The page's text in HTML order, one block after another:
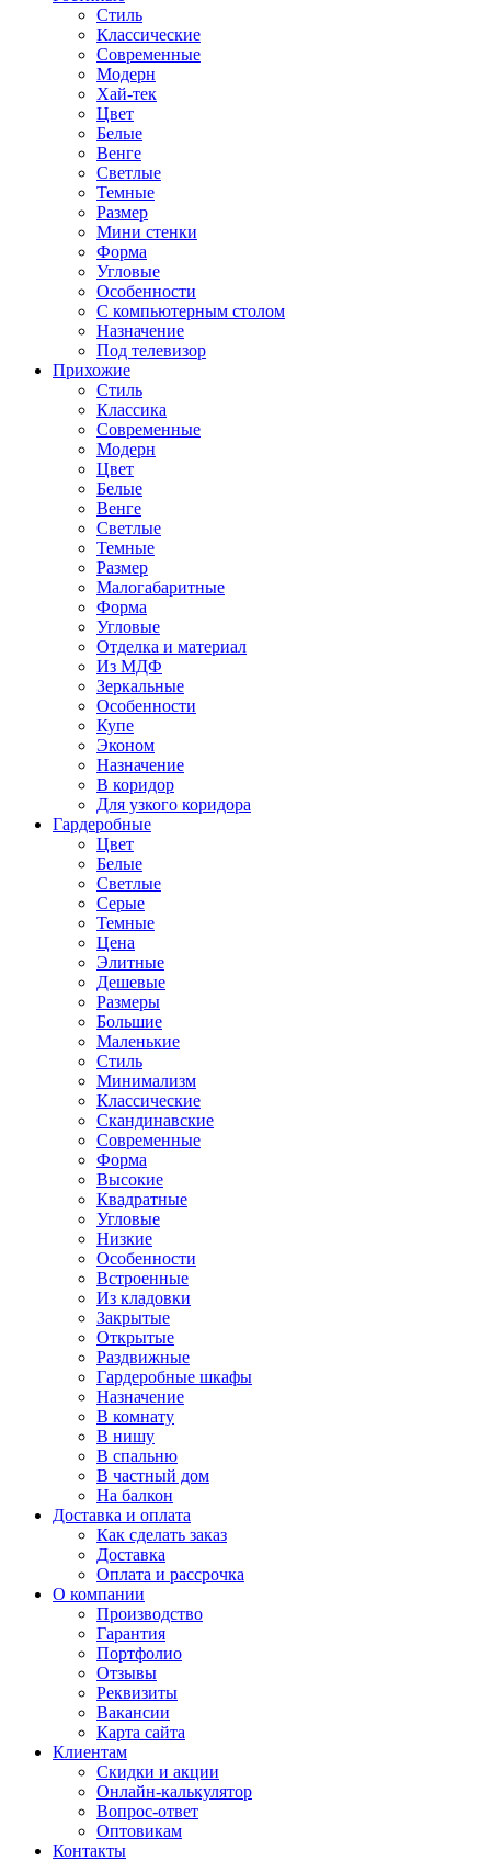
Стиль
Классические
Современные
Модерн
Хай-тек
Цвет
Белые
Венге
Светлые
Темные
Размер
Мини стенки
Форма
Угловые
Особенности
С компьютерным столом
Назначение
Под телевизор
Прихожие
Стиль
Классика
Современные
Модерн
Цвет
Белые
Венге
Светлые
Темные
Размер
Малогабаритные
Форма
Угловые
Отделка и материал
Из МДФ
Зеркальные
Особенности
Купе
Эконом
Назначение
В коридор
Для узкого коридора
Гардеробные
Цвет
Белые
Светлые
Серые
Темные
Цена
Элитные
Дешевые
Размеры
Большие
Маленькие
Стиль
Минимализм
Классические
Скандинавские
Современные
Форма
Высокие
Квадратные
Угловые
Низкие
Особенности
Встроенные
Из кладовки
Закрытые
Открытые
Раздвижные
Гардеробные шкафы
Назначение
В комнату
В нишу
В спальню
В частный дом
На балкон
Доставка и оплата
Как сделать заказ
Доставка
Оплата и рассрочка
О компании
Производство
Гарантия
Портфолио
Отзывы
Реквизиты
Вакансии
Карта сайта
Клиентам
Скидки и акции
Онлайн-калькулятор
Вопрос-ответ
Оптовикам
Контакты